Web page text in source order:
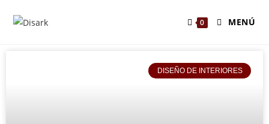
0 MENÚ
DISEÑO DE INTERIORES